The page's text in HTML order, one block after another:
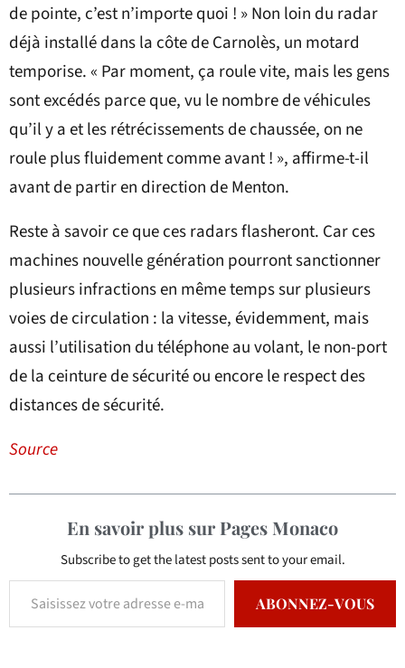
de pointe, c’est n’importe quoi ! » Non loin du radar
déjà installé dans la côte de Carnolès, un motard
temporise. « Par moment, ça roule vite, mais les gens
sont excédés parce que, vu le nombre de véhicules
qu’il y a et les rétrécissements de chaussée, on ne
roule plus fluidement comme avant ! », affirme-t-il
avant de partir en direction de Menton.
Reste à savoir ce que ces radars flasheront. Car ces
machines nouvelle génération pourront sanctionner
plusieurs infractions en même temps sur plusieurs
voies de circulation : la vitesse, évidemment, mais
aussi l’utilisation du téléphone au volant, le non-port
de la ceinture de sécurité ou encore le respect des
distances de sécurité.
Source
En savoir plus sur Pages Monaco
Subscribe to get the latest posts sent to your email.
ABONNEZ-VOUS